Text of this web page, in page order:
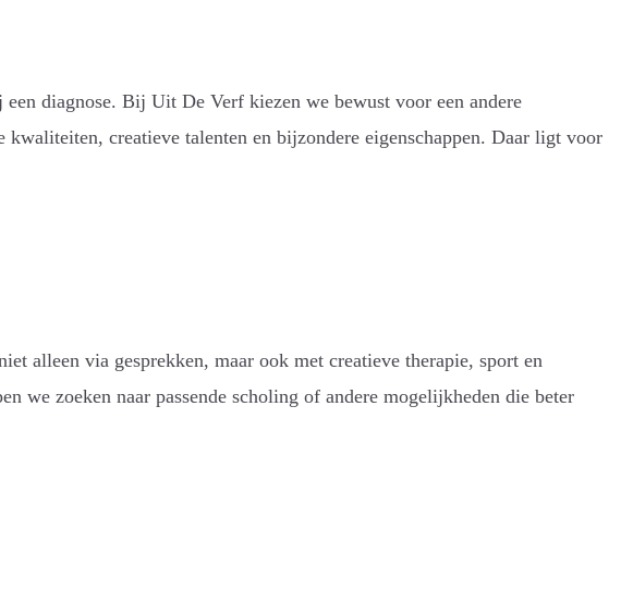
diagnose. Bij Uit De Verf kiezen we bewust voor een andere
creatieve talenten en bijzondere eigenschappen. Daar ligt voor
alleen via gesprekken, maar ook met creatieve therapie, sport en
we zoeken naar passende scholing of andere mogelijkheden die beter